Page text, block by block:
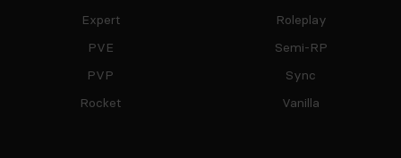
Expert
PVE
PVP
Rocket
Roleplay
Semi-RP
Sync
Vanilla